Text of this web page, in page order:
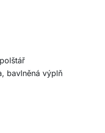
bavlněná výplň